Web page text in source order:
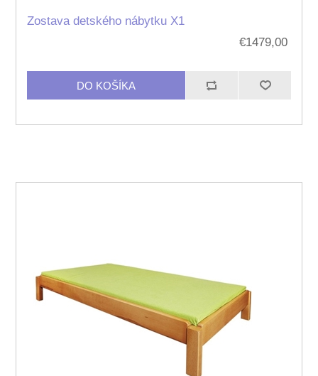
Zostava detského nábytku X1
€1479,00